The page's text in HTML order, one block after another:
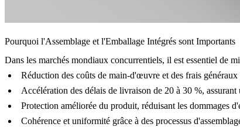
Pourquoi l'Assemblage et l'Emballage Intégrés sont Importants
Dans les marchés mondiaux concurrentiels, il est essentiel de
Réduction des coûts de main-d'œuvre et des frais
Accélération des délais de livraison de 20 à 30 %,
Protection améliorée du produit, réduisant les dommages
Cohérence et uniformité grâce à des processus